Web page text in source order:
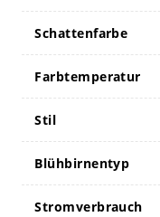
Schattenfarbe
Farbtemperatur
Stil
Blühbirnentyp
Stromverbrauch